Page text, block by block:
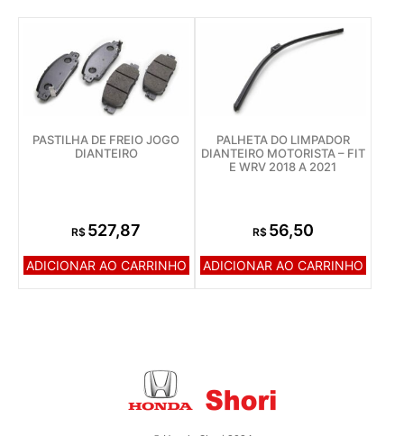
PASTILHA DE FREIO JOGO
DIANTEIRO
R$ 527,87
ADICIONAR AO CARRINHO
PALHETA DO LIMPADOR
DIANTEIRO MOTORISTA – FIT
E WRV 2018 A 2021
R$ 56,50
ADICIONAR AO CARRINHO